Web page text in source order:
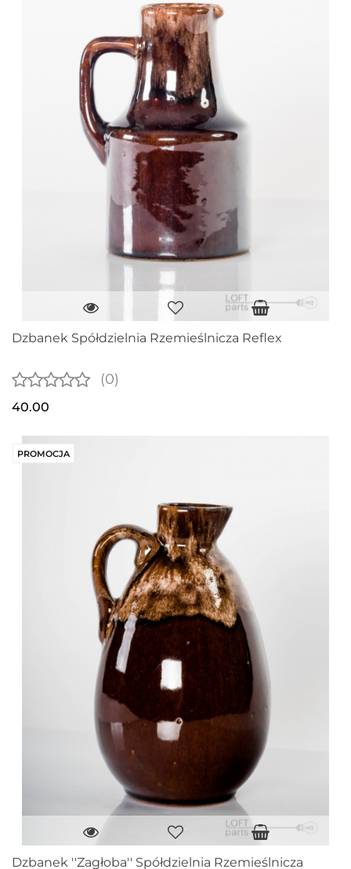
Dzbanek Spółdzielnia Rzemieślnicza Reflex
(0)
40.00
PROMOCJA
Dzbanek ''Zagłoba'' Spółdzielnia Rzemieślnicza